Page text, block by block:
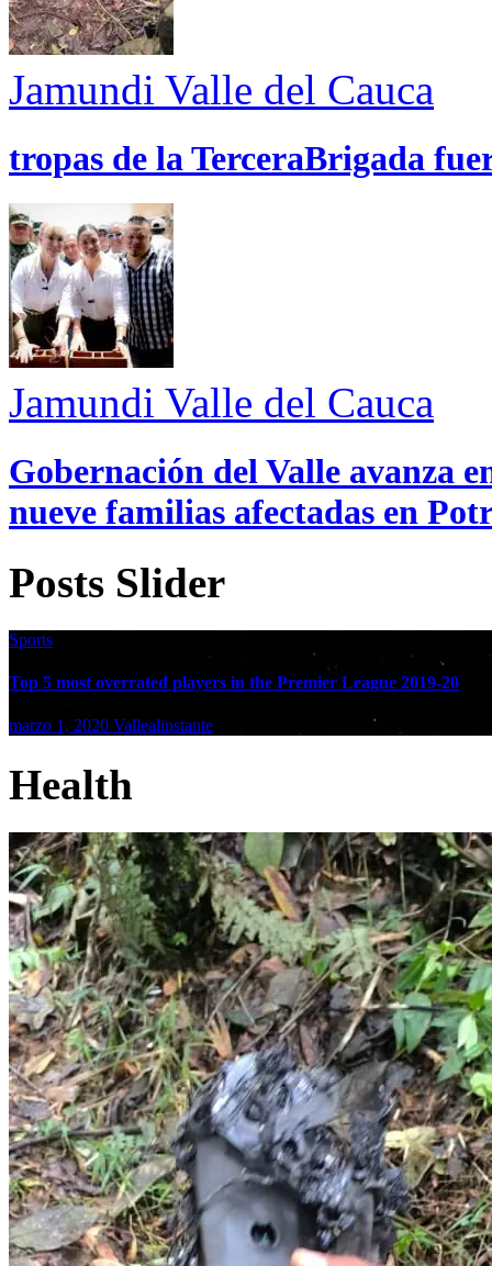
Jamundi Valle del Cauca
tropas de la TerceraBrigada
Jamundi Valle del Cauca
Gobernación del Valle avanza
nueve familias afectadas en
Posts Slider
Sports
Top 5 most overrated players in the Premier League 2019-20
marzo 1, 2020 Vallealinstante
Health